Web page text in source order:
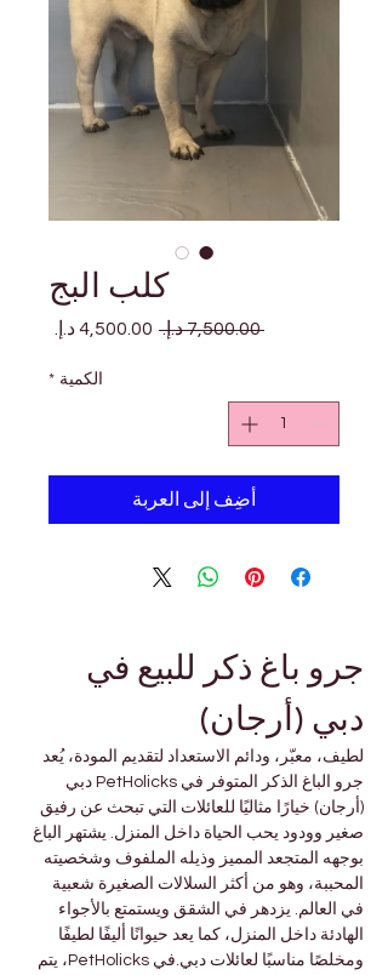
كلب البج
‏7,500.00 د.إ.‏
سعر
الكمية *
أضِف إلى العربة
جرو باغ ذكر للبيع في
دبي (أرجان)
لطيف، معبّر، ودائم الاستعداد لتقديم المودة، يُعد
جرو الباغ الذكر المتوفر في PetHolicks دبي
(أرجان) خيارًا مثاليًا للعائلات التي تبحث عن رفيق
صغير وودود يحب الحياة داخل المنزل. يشتهر الباغ
بوجهه المتجعد المميز وذيله الملفوف وشخصيته
المحببة، وهو من أكثر السلالات الصغيرة شعبية
في العالم. يزدهر في الشقق ويستمتع بالأجواء
الهادئة داخل المنزل، كما يعد حيوانًا أليفًا لطيفًا
ومخلصًا مناسبًا لعائلات دبي.في PetHolicks، يتم